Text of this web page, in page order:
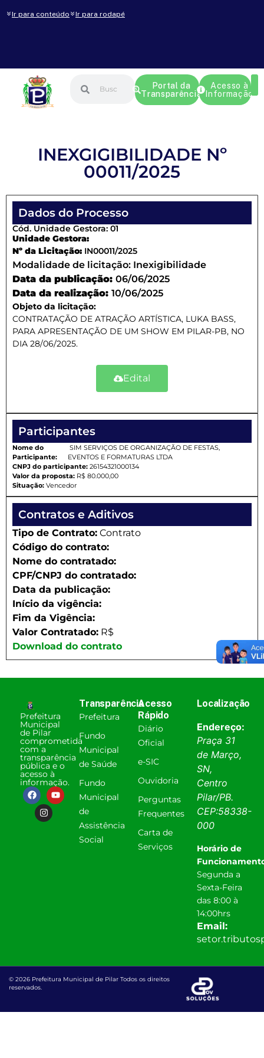
Ir para conteúdo Ir para rodapé
Portal da
Transparência
Acesso à
Informação
INEXGIGIBILIDADE Nº
00011/2025
Dados do Processo
Cód. Unidade Gestora: 01
Unidade Gestora:
Nº da Licitação: IN00011/2025
Modalidade de licitação: Inexigibilidade
Data da publicação: 06/06/2025
Data da realização: 10/06/2025
Objeto da licitação:
CONTRATAÇÃO DE ATRAÇÃO ARTÍSTICA, LUKA BASS,
PARA APRESENTAÇÃO DE UM SHOW EM PILAR-PB, NO
DIA 28/06/2025.
Edital
Participantes
Nome do
Participante:
SIM SERVIÇOS DE ORGANIZAÇÃO DE FESTAS,
EVENTOS E FORMATURAS LTDA
CNPJ do participante: 26154321000134
Valor da proposta: R$ 80.000,00
Situação: Vencedor
Contratos e Aditivos
Tipo de Contrato: Contrato
Código do contrato:
Nome do contratado:
CPF/CNPJ do contratado:
Data da publicação:
Início da vigência:
Fim da Vigência:
Valor Contratado: R$
Download do contrato
Prefeitura
Municipal
de Pilar
comprometida
com a
transparência
pública e o
acesso à
informação.
Transparência
Prefeitura
Fundo
Municipal
de Saúde
Fundo
Municipal
de
Assistência
Social
Acesso
Rápido
Diário
Oficial
e-SIC
Ouvidoria
Perguntas
Frequentes
Carta de
Serviços
Localização
Endereço:
Praça 31
de Março,
SN,
Centro
Pilar/PB.
CEP:58338-
000
Horário de
Segunda a
Sexta-Feira
das 8:00 à
14:00hrs
Email:
© 2026 Prefeitura Municipal de Pilar Todos os direitos
reservados.